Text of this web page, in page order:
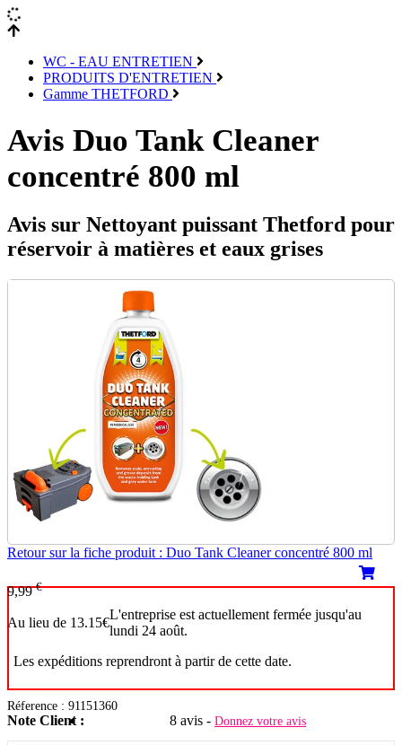
WC - EAU ENTRETIEN
PRODUITS D'ENTRETIEN
Gamme THETFORD
Avis Duo Tank Cleaner
concentré 800 ml
Avis sur Nettoyant puissant Thetford pour
réservoir à matières et eaux grises
Retour sur la fiche produit : Duo Tank Cleaner concentré 800 ml
9,99€
Au lieu de 13.15€L'entreprise est actuellement fermée jusqu'au
lundi 24 août.
Les expéditions reprendront à partir de cette date.
Réference : 91151360
Note Client : 8 avis - Donnez votre avis